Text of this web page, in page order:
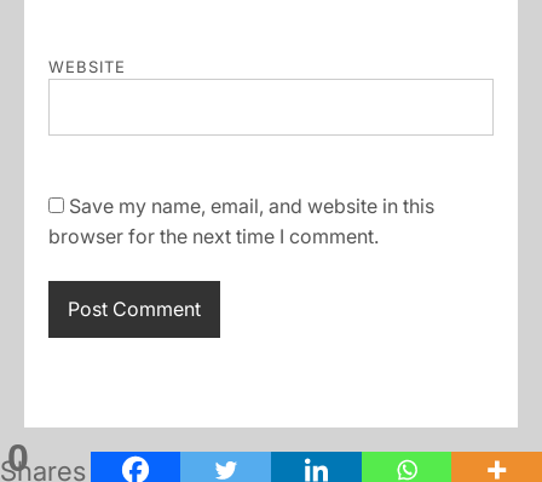
0
Shares
WEBSITE
Save my name, email, and website in this
browser for the next time I comment.